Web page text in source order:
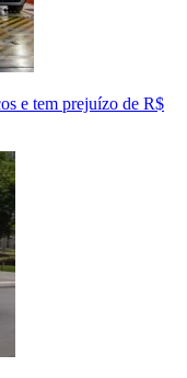
e tem prejuízo de R$